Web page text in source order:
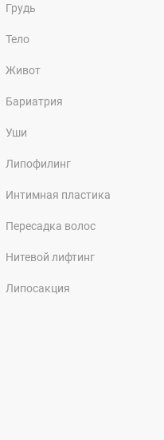
Грудь
Тело
Живот
Бариатрия
Уши
Липофилинг
Интимная пластика
Пересадка волос
Нитевой лифтинг
Липосакция